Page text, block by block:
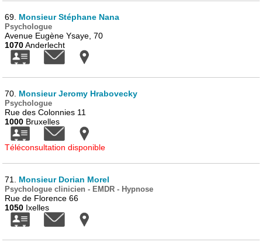
69. Monsieur Stéphane Nana
Psychologue
Avenue Eugène Ysaye, 70
1070Anderlecht
70. Monsieur Jeromy Hrabovecky
Psychologue
Rue des Colonnies 11
1000 Bruxelles
Téléconsultation disponible
71. Monsieur Dorian Morel
Psychologue clinicien - EMDR - Hypnose
Rue de Florence 66
1050 Ixelles